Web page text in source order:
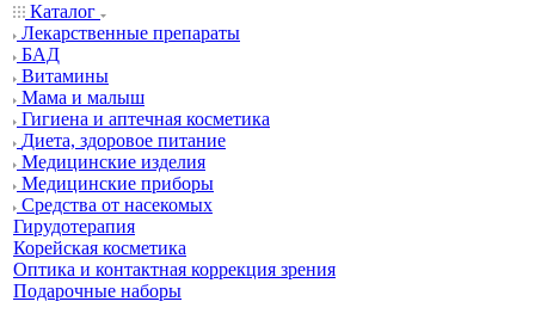
Каталог
Лекарственные препараты
БАД
Витамины
Мама и малыш
Гигиена и аптечная косметика
Диета, здоровое питание
Медицинские изделия
Медицинские приборы
Средства от насекомых
Гирудотерапия
Корейская косметика
Оптика и контактная коррекция зрения
Подарочные наборы